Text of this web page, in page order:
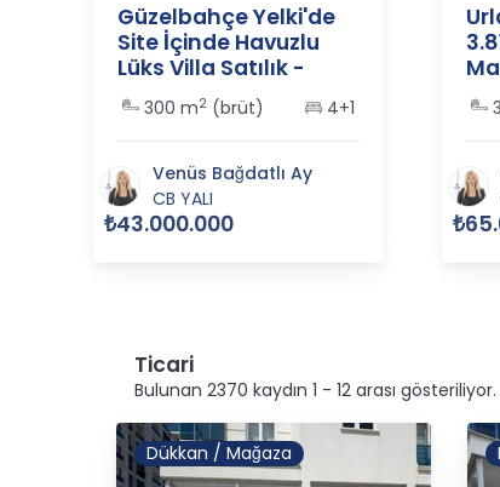
Güzelbahçe Yelki'de
Site İçinde Havuzlu
Lüks Villa Satılık -
365562
300 m2 (brüt) 4+1
Venüs Bağdatlı Ay
CB YALI
₺43.000.000
-
Ticari
Bulunan 2370 kaydın 1 - 12 arası gösteriliyor.
Dükkan / Mağaza